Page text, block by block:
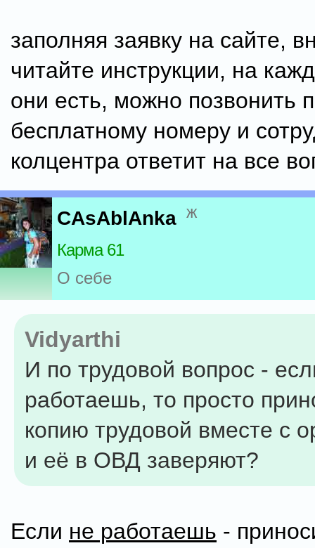
заполняя заявку на сайте,
читайте инструкции, на
они есть, можно позвонить
бесплатному номеру и
колцентра ответит на все
CAsAblAnka ж
Карма 61
О себе
Vidyarthi
И по трудовой вопрос -
работаешь, то просто
копию трудовой вместе с
и её в ОВД заверяют?
Если не работаешь -